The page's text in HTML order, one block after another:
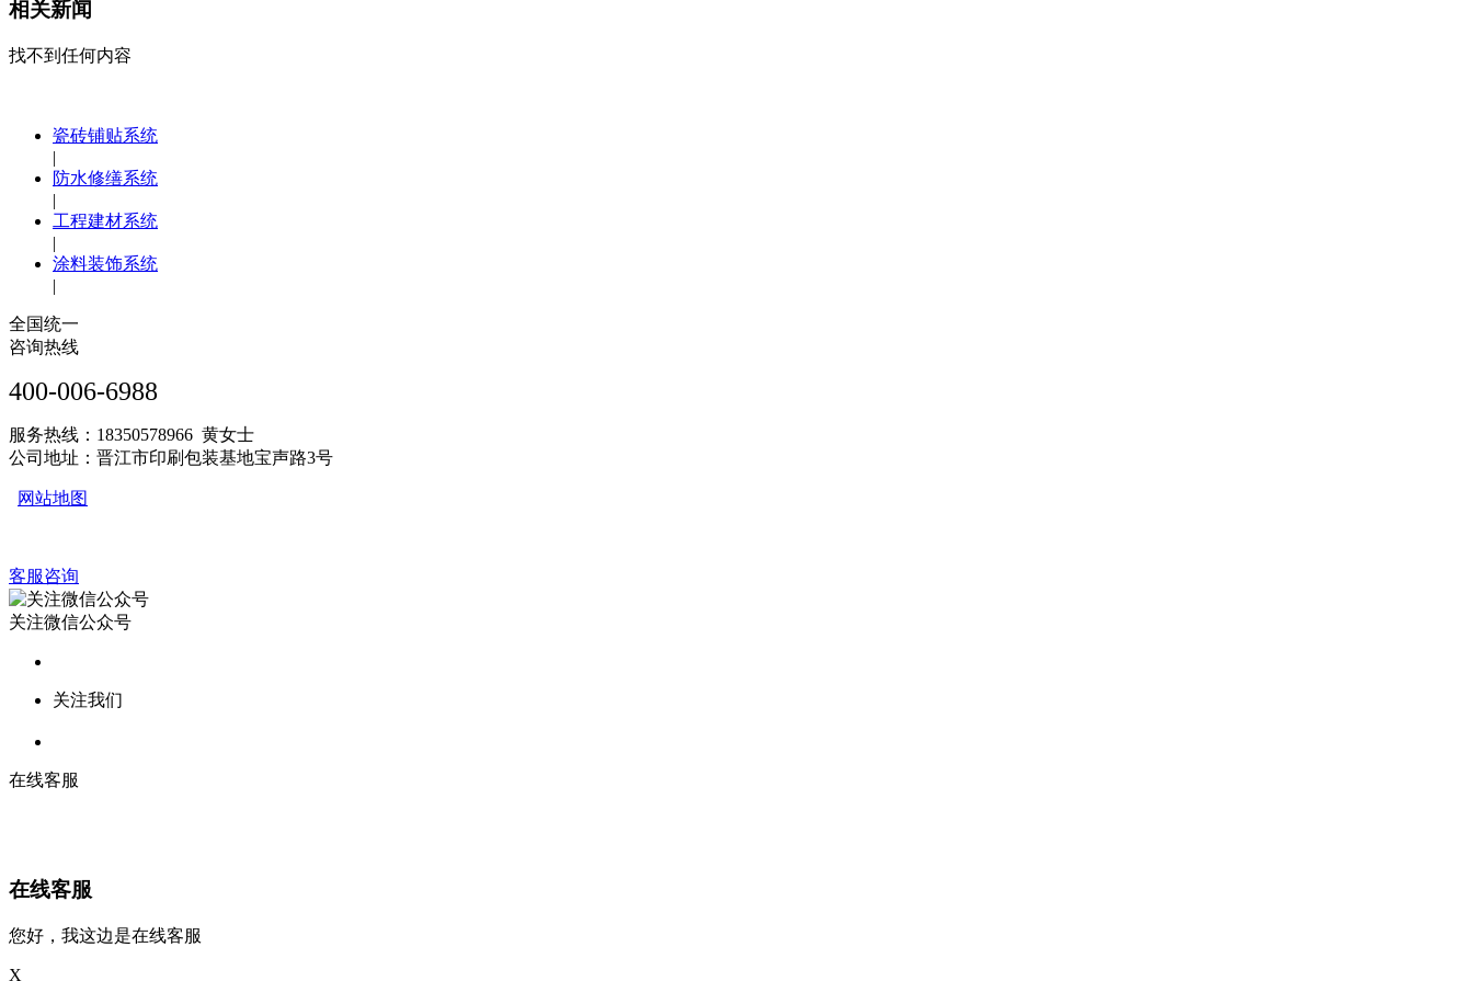
相关新闻
找不到任何内容
瓷砖铺贴系统
|
防水修缮系统
|
工程建材系统
|
涂料装饰系统
|
全国统一
咨询热线
400-006-6988
服务热线：18350578966 黄女士
公司地址：晋江市印刷包装基地宝声路3号
网站地图
客服咨询
关注微信公众号
关注我们
在线客服
在线客服
您好，我这边是在线客服
X